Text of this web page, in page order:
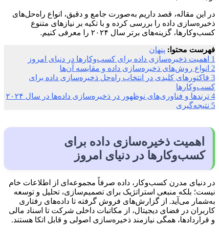
در این مقاله، قصد داریم به‌صورت جامع و دقیق، انواع راه‌حل‌های
ذخیره‌سازی داده را بررسی کرده و با تکیه بر نیازهای متنوع
کسب‌وکارها، گزینه‌های برتر سال ۲۰۲۴ را معرفی کنیم.
فهرست محتوا: پنهان
1 اهمیت ذخیره‌سازی داده برای کسب‌وکارها در دنیای امروز
2 انواع روش‌های ذخیره‌سازی داده و مقایسه آن‌ها
3 فاکتورهای کلیدی در انتخاب راه‌حل ذخیره‌سازی داده برای
کسب‌وکارها
4 ترندها و فناوری‌های نوظهور در ذخیره‌سازی داده‌ها در سال ۲۰۲۴
5 نتیجه‌گیری
اهمیت ذخیره‌سازی داده برای
کسب‌وکارها در دنیای امروز
در دنیای مدرن کسب‌وکار، داده صرفاً مجموعه‌ای از اطلاعات خام
نیست؛ بلکه منبعی استراتژیک برای تصمیم‌سازی، تحلیل و توسعه
به‌شمار می‌آید. از گزارش‌های فروش گرفته تا داده‌های رفتاری
کاربران در فضای دیجیتال، از مکاتبات داخلی شرکت تا اسناد مالی
و قراردادها، همگی نیازمند ذخیره‌سازی اصولی و قابل اتکا هستند.